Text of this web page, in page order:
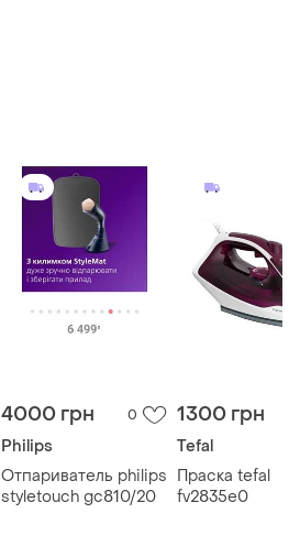
4000 грн 0
Philips
Отпариватель philips
styletouch gc810/20
1300 грн
Tefal
Праска tefal
fv2835e0